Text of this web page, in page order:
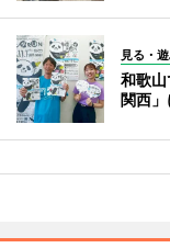
見る・
和歌
関西